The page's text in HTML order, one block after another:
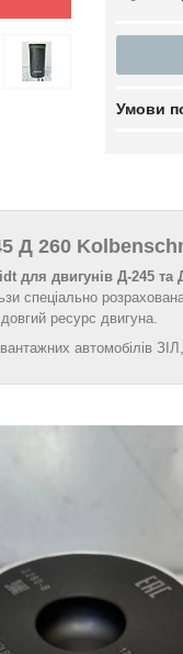
Д 260
для двигунів Д‑245 та
спеціально
ресурс двигуна.
автомобілів